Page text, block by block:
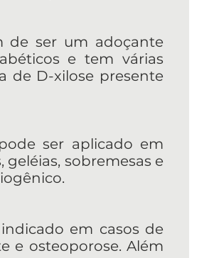
de ser um adoçante
e tem várias
de D-xilose presente
ser aplicado em
sobremesas e
em casos de
e osteoporose. Além